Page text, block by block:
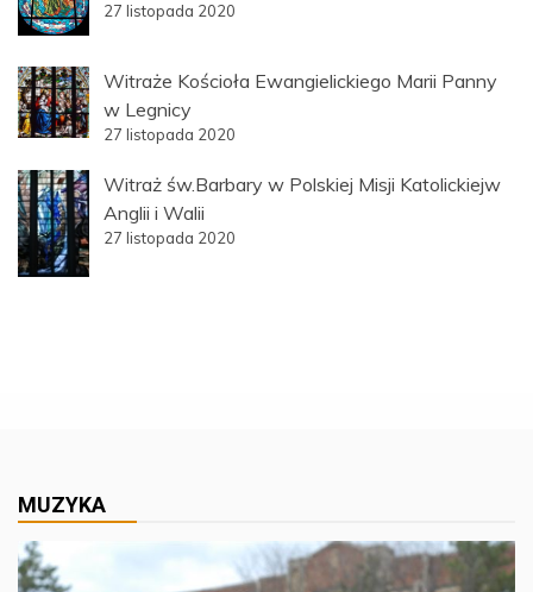
27 listopada 2020
Witraże Kościoła Ewangielickiego Marii Panny
w Legnicy
27 listopada 2020
Witraż św.Barbary w Polskiej Misji Katolickiejw
Anglii i Walii
27 listopada 2020
MUZYKA